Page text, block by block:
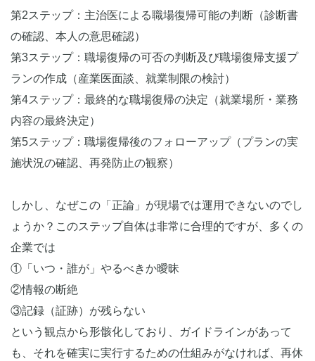
第2ステップ：主治医による職場復帰可能の判断（診断書
の確認、本人の意思確認）
第3ステップ：職場復帰の可否の判断及び職場復帰支援プ
ランの作成（産業医面談、就業制限の検討）
第4ステップ：最終的な職場復帰の決定（就業場所・業務
内容の最終決定）
第5ステップ：職場復帰後のフォローアップ（プランの実
施状況の確認、再発防止の観察）
しかし、なぜこの「正論」が現場では運用できないのでし
ょうか？このステップ自体は非常に合理的ですが、多くの
企業では
①「いつ・誰が」やるべきか曖昧
②情報の断絶
③記録（証跡）が残らない
という観点から形骸化しており、ガイドラインがあって
も、それを確実に実行するための仕組みがなければ、再休